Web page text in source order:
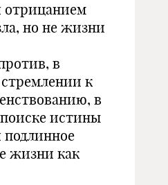
отрицанием
но не жизни
в
к
в
истины
подлинное
жизни как